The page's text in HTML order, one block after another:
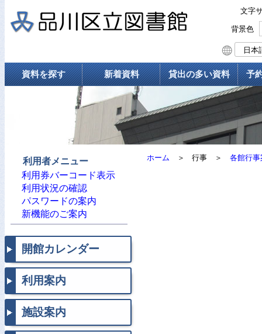
文字
背景色
資料を探す 新着資料 貸出の多い資料 予
利用者メニュー
利用券バーコード表示
利用状況の確認
パスワードの案内
新機能のご案内
開館カレンダー
利用案内
施設案内
ホーム ＞ 行事 ＞ 各館行事